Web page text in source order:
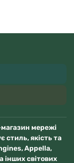
мережі
стиль, якість та
Appella,
інших світових